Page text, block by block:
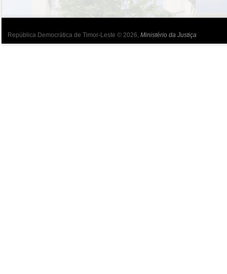
República Democrática de Timor-Leste © 2026, Ministério da Justiça